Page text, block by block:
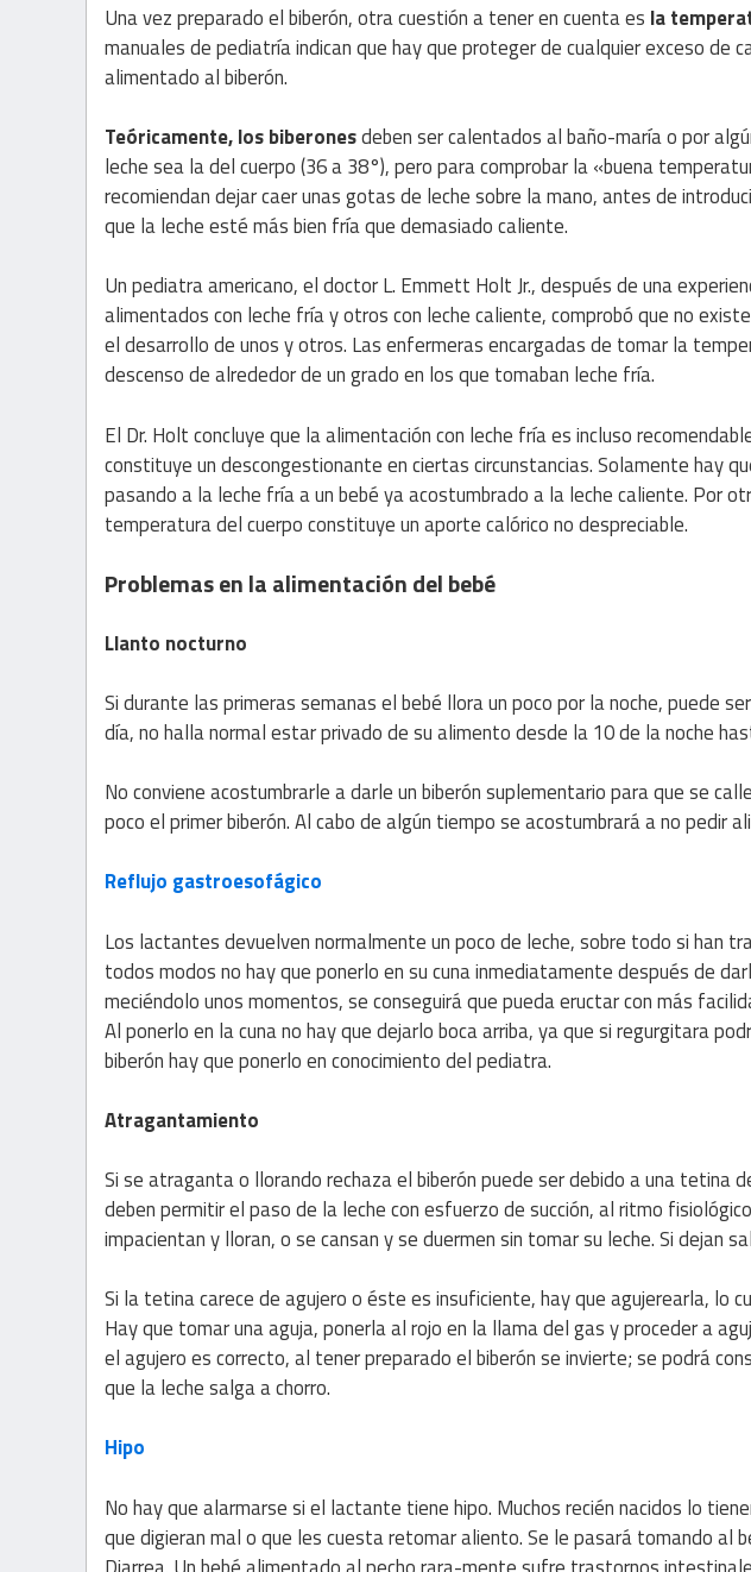
Una vez preparado el biberón, otra cuestión a tener en cuenta es la
manuales de pediatría indican que hay que proteger de cualquier exceso de
alimentado al biberón.
Teóricamente, los biberonesdeben ser calentados al baño-maría o por
leche sea la del cuerpo (36 a 38°), pero para comprobar la «buena
recomiendan dejar caer unas gotas de leche sobre la mano, antes de
que la leche esté más bien fría que demasiado caliente.
Un pediatra americano, el doctor L. Emmett Holt Jr., después de una
alimentados con leche fría y otros con leche caliente, comprobó que no
el desarrollo de unos y otros. Las enfermeras encargadas de tomar la
descenso de alrededor de un grado en los que tomaban leche fría.
El Dr. Holt concluye que la alimentación con leche fría es incluso
constituye un descongestionante en ciertas circunstancias. Solamente hay
pasando a la leche fría a un bebé ya acostumbrado a la leche caliente. Por
temperatura del cuerpo constituye un aporte calórico no despreciable.
Problemas en la alimentación del bebé
Llanto nocturno
Si durante las primeras semanas el bebé llora un poco por la noche, puede
día, no halla normal estar privado de su alimento desde la 10 de la noche
No conviene acostumbrarle a darle un biberón suplementario para que se
poco el primer biberón. Al cabo de algún tiempo se acostumbrará a no pedir
Reflujo gastroesofágico
Los lactantes devuelven normalmente un poco de leche, sobre todo si han
todos modos no hay que ponerlo en su cuna inmediatamente después de
meciéndolo unos momentos, se conseguirá que pueda eructar con más
Al ponerlo en la cuna no hay que dejarlo boca arriba, ya que si regurgitara
biberón hay que ponerlo en conocimiento del pediatra.
Atragantamiento
Si se atraganta o llorando rechaza el biberón puede ser debido a una tetina
deben permitir el paso de la leche con esfuerzo de succión, al ritmo
impacientan y lloran, o se cansan y se duermen sin tomar su leche. Si dejan
Si la tetina carece de agujero o éste es insuficiente, hay que agujerearla, lo
Hay que tomar una aguja, ponerla al rojo en la llama del gas y proceder a
el agujero es correcto, al tener preparado el biberón se invierte; se podrá
que la leche salga a chorro.
Hipo
No hay que alarmarse si el lactante tiene hipo. Muchos recién nacidos lo
que digieran mal o que les cuesta retomar aliento. Se le pasará tomando al